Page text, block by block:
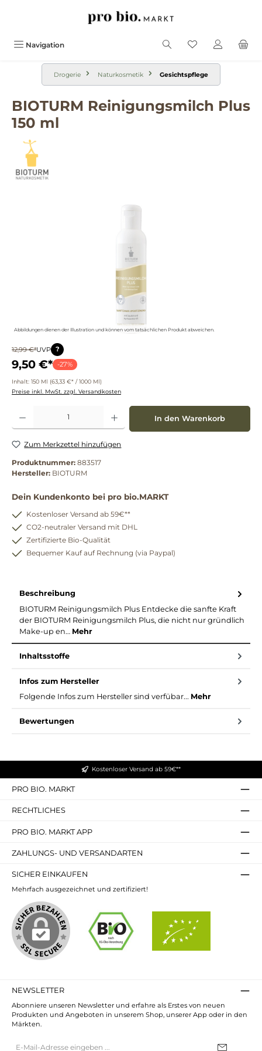
Navigation
Drogerie Naturkosmetik Gesichtspflege
BIOTURM Reinigungsmilch Plus
150 ml
Abbildungen dienen der Illustration und können vom tatsächlichen Produkt abweichen.
12,99 €*UVP ?
9,50 €* -27%
Inhalt: 150 Ml (63,33 €* / 1000 Ml)
Preise inkl. MwSt. zzgl. Versandkosten
Produkt Anzahl: Gib den gewünschten Wert ein oder benutze die Schaltflächen um
In den Warenkorb
Zum Merkzettel hinzufügen
Produktnummer: 883517
Hersteller: BIOTURM
Dein Kundenkonto bei pro bio.MARKT
Kostenloser Versand ab 59€**
CO2-neutraler Versand mit DHL
Zertifizierte Bio-Qualität
Bequemer Kauf auf Rechnung (via Paypal)
Beschreibung
BIOTURM Reinigungsmilch Plus Entdecke die sanfte Kraft
der BIOTURM Reinigungsmilch Plus, die nicht nur gründlich
Make-up en… Mehr
Inhaltsstoffe
Infos zum Hersteller
Folgende Infos zum Hersteller sind verfübar... Mehr
Bewertungen
Kostenloser Versand ab 59€**
PRO BIO. MARKT
RECHTLICHES
PRO BIO. MARKT APP
ZAHLUNGS- UND VERSANDARTEN
SICHER EINKAUFEN
Mehrfach ausgezeichnet und zertifiziert!
NEWSLETTER
Abonniere unseren Newsletter und erfahre als Erstes von neuen
Produkten und Angeboten in unserem Shop, unserer App oder in den
Märkten.
Mail-